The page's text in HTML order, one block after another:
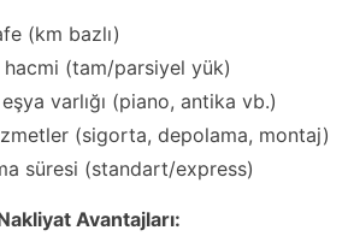
(km bazlı)
(tam/parsiyel yük)
varlığı (piano, antika vb.)
(sigorta, depolama, montaj)
süresi (standart/express)
Avantajları: